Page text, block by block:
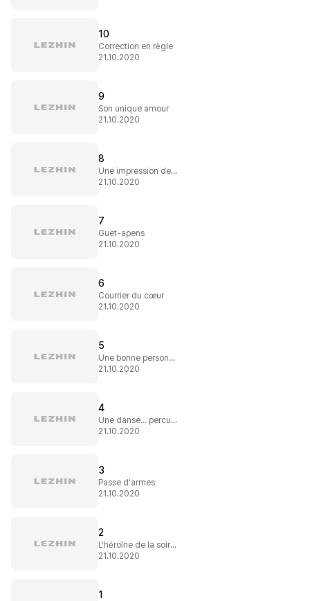
10
Correction en règle
21.10.2020
9
Son unique amour
21.10.2020
8
Une impression de déjà-vu
21.10.2020
7
Guet-apens
21.10.2020
6
Courrier du cœur
21.10.2020
5
Une bonne personne
21.10.2020
4
Une danse… percutante
21.10.2020
3
Passe d'armes
21.10.2020
2
L'héroïne de la soirée
21.10.2020
1